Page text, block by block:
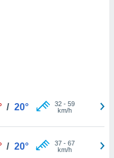
/ 20° 32- 59
km/h
/ 20° 37- 67
km/h